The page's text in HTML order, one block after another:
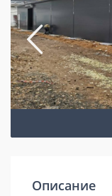
Описание